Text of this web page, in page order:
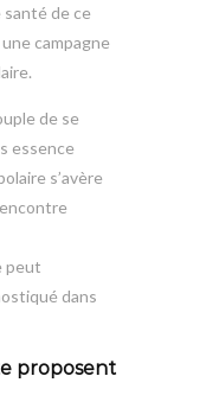
de ce
campagne
de se
essence
s’avère
peut
dans
proposent